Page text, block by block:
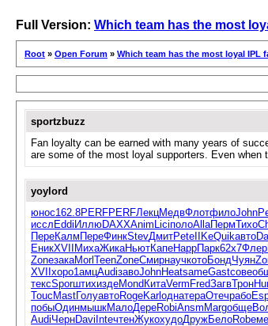
Full Version: Which team has the most
Root » Open Forum » Which team has the most loyal IPL
sportzbuzz
Fan loyalty can be earned with many years of
are some of the most loyal supporters. Even
yoylord
юнос162.8PERFPERFЛекцМедвФлотфилоJohn
иссл Eddi ИллюDAXXAnim LiciполоAllaПермТихо
ПереКалм ПереФинкStevДмитPete IIKeQuikавто
ЕникXVII МихаЖикаНьютКапеHappПарк62x7Флер
ZoneзакаMorl TeenZoneСмирнаучкотоБондЧуян
XVII хоро1амцAudiзавоJohnHeatsameGastсове
тексSporштихиздеMond КитаVerm FredЗагвТрон
Touc MastГолуавтоRogeKarl однатераОтечрабо
побыОдинмышкМалоДереRobiAnsm Margобще
AudiЧернDavi InteчтенЖукохудоДружБелоRobe